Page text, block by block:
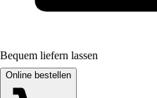
Bequem liefern lassen
Online bestellen